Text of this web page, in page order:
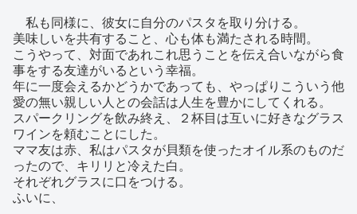
私も同様に、彼女に自分のパスタを取り分ける。
美味しいを共有すること、心も体も満たされる時間。
こうやって、対面であれこれ思うことを伝え合いながら食
事をする友達がいるという幸福。
年に一度会えるかどうかであっても、やっぱりこういう他
愛の無い親しい人との会話は人生を豊かにしてくれる。
スパークリングを飲み終え、２杯目は互いに好きなグラス
ワインを頼むことにした。
ママ友は赤、私はパスタが貝類を使ったオイル系のものだ
ったので、キリリと冷えた白。
それぞれグラスに口をつける。
ふいに、